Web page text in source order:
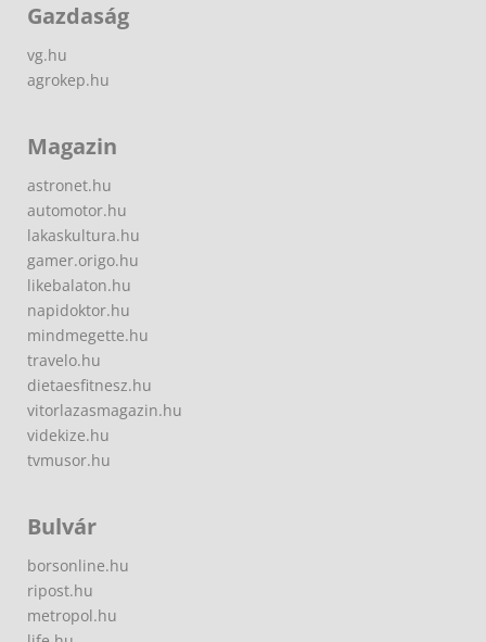
Gazdaság
vg.hu
agrokep.hu
Magazin
astronet.hu
automotor.hu
lakaskultura.hu
gamer.origo.hu
likebalaton.hu
napidoktor.hu
mindmegette.hu
travelo.hu
dietaesfitnesz.hu
vitorlazasmagazin.hu
videkize.hu
tvmusor.hu
Bulvár
borsonline.hu
ripost.hu
metropol.hu